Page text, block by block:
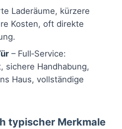
Laderäume, kürzere
Kosten, oft direkte
– Full‑Service:
sichere Handhabung,
Haus, vollständige
typischer Merkmale